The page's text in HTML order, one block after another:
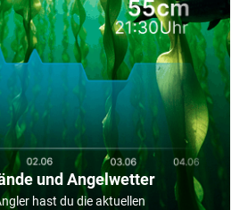
und Angelwetter
hast du die aktuellen